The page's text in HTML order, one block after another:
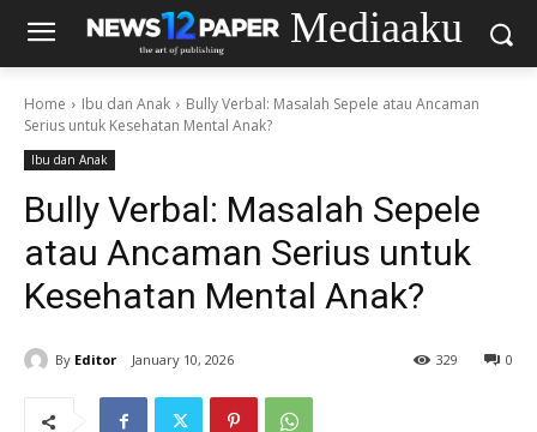
Mediaaku
Home Ibu dan Anak
Bully Verbal: Masalah Sepele atau Ancaman
Serius untuk Kesehatan Mental Anak?
Ibu dan Anak
Bully Verbal: Masalah Sepele
atau Ancaman Serius untuk
Kesehatan Mental Anak?
By Editor January 10, 2026 0
329